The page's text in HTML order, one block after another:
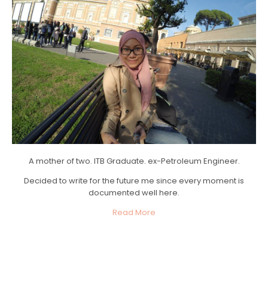
A mother of two. ITB Graduate. ex-Petroleum Engineer.
Decided to write for the future me since every moment is
documented well here.
Read More